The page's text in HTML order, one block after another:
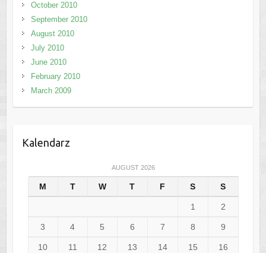
October 2010
September 2010
August 2010
July 2010
June 2010
February 2010
March 2009
Kalendarz
AUGUST 2026
M T W T F S S
1 2
3 4 5 6 7 8 9
10 11 12 13 14 15 16